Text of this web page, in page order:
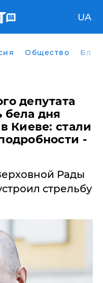
UA
Общество
депутата
бела дня
Киеве: стали
-
Рады
стрельбу